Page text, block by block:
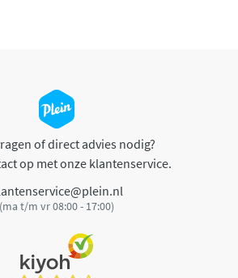
of direct advies nodig?
op met onze klantenservice.
(ma t/m vr 08:00 - 17:00)